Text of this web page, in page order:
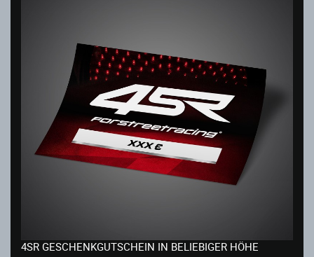
4SR GESCHENKGUTSCHEIN IN BELIEBIGER HÖHE